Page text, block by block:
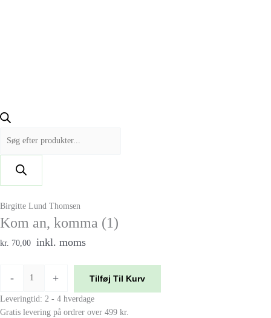
Birgitte Lund Thomsen
Kom an, komma (1)
kr. 70,00 inkl. moms
- + Tilføj Til Kurv
Leveringtid: 2 - 4 hverdage
Gratis levering på ordrer over 499 kr.